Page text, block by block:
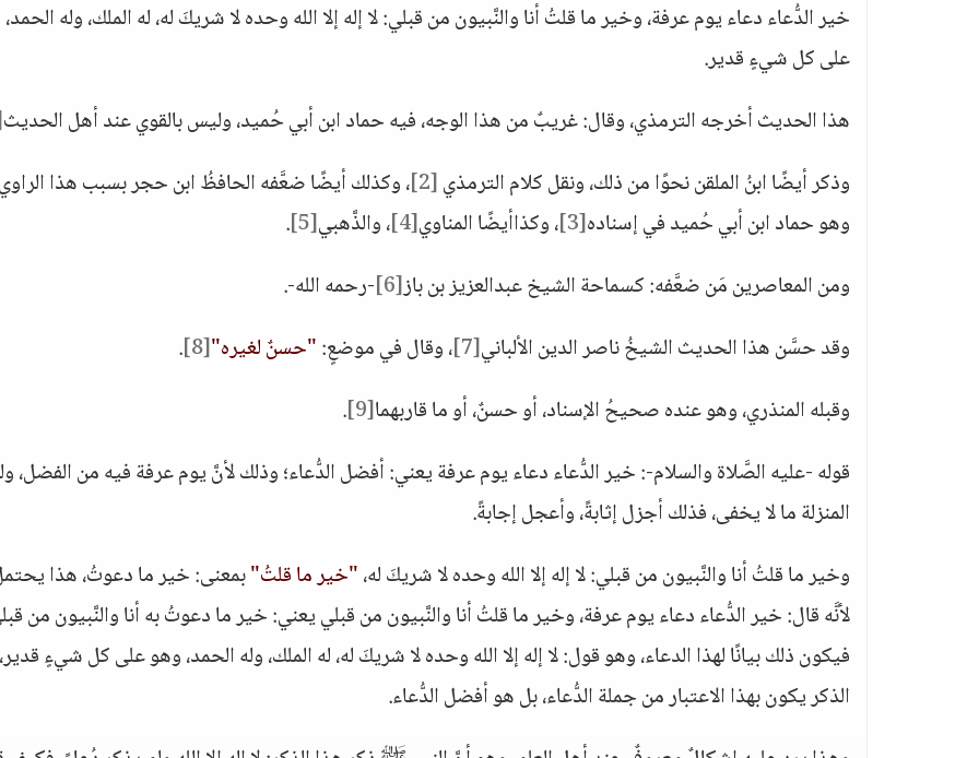
خير الدُّعاء دعاء يوم عرفة، وخير ما قلتُ أنا والنَّبيون من قبلي: لا إله إلا الله وحده لا شريكَ له، له الملك، وله
على كل شيءٍ قدير.
هذا الحديث أخرجه الترمذي، وقال: غريبٌ من هذا الوجه، فيه حماد ابن أبي حُميد، وليس بالقوي عند أهل الحديث
وذكر أيضًا ابنُ الملقن نحوًا من ذلك، ونقل كلام الترمذي[2] ، وكذلك أيضًا ضعَّفه الحافظُ ابن حجر بسبب هذا
وهو حماد ابن أبي حُميد في إسناده[3] ، وكذاأيضًا المناوي[4] ، والذَّهبي[5]
.
ومن المعاصرين مَن ضعَّفه: كسماحة الشيخ عبدالعزيز بن باز[6] -رحمه الله-.
وقد حسَّن هذا الحديث الشيخُ ناصر الدين الألباني[7] ، وقال في موضعٍ:"حسنٌ لغيره"[8]
.
وقبله المنذري، وهو عنده صحيحُ الإسناد، أو حسنٌ، أو ما قاربهما[9]
.
قوله -عليه الصَّلاة والسلام-: خير الدُّعاء دعاء يوم عرفة يعني: أفضل الدُّعاء؛ وذلك لأنَّ يوم عرفة فيه من الفضل،
المنزلة ما لا يخفى، فذلك أجزل إثابةً، وأعجل إجابةً.
وخير ما قلتُ أنا والنَّبيون من قبلي: لا إله إلا الله وحده لا شريكَ له،"خير ما قلتُ"بمعنى: خير ما دعوتُ، هذا
لأنَّه قال: خير الدُّعاء دعاء يوم عرفة، وخير ما قلتُ أنا والنَّبيون من قبلي يعني: خير ما دعوتُ به أنا والنَّبيون من
فيكون ذلك بيانًا لهذا الدعاء، وهو قول: لا إله إلا الله وحده لا شريكَ له، له الملك، وله الحمد، وهو على كل شيءٍ
الذكر يكون بهذا الاعتبار من جملة الدُّعاء، بل هو أفضل الدُّعاء.